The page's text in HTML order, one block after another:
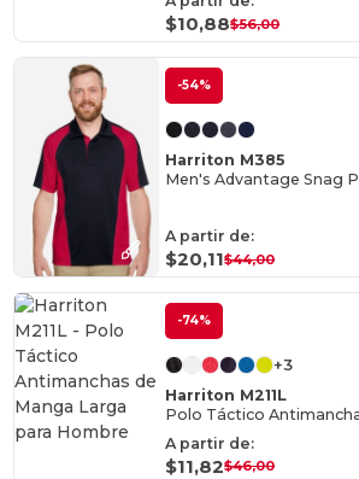
$10,88$56,00
-54%
Harriton M385
A partir de:
$20,11$44,00
-74%
+3
Harriton M211L
A partir de:
$11,82$46,00